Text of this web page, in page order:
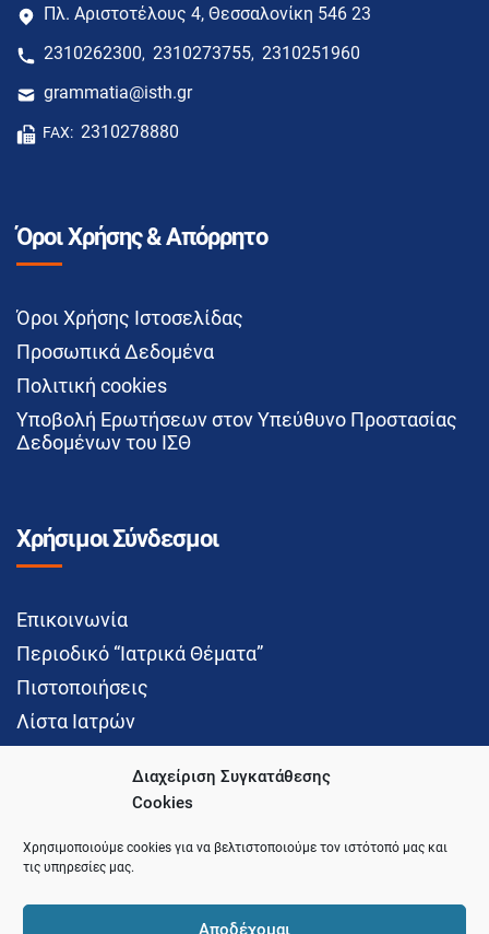
Διαχείριση Συγκατάθεσης
Cookies
Χρησιμοποιούμε cookies για να βελτιστοποιούμε τον ιστότοπό μας και
τις υπηρεσίες μας.
Αποδέχομαι
Πλ. Αριστοτέλους 4, Θεσσαλονίκη 546 23
2310262300, 2310273755, 2310251960
grammatia@isth.gr
FAX: 2310278880
Όροι Χρήσης & Απόρρητο
Όροι Χρήσης Ιστοσελίδας
Προσωπικά Δεδομένα
Πολιτική cookies
Υποβολή Ερωτήσεων στον Υπεύθυνο Προστασίας
Δεδομένων του ΙΣΘ
Χρήσιμοι Σύνδεσμοι
Επικοινωνία
Περιοδικό “Ιατρικά Θέματα”
Πιστοποιήσεις
Λίστα Ιατρών
Social Media